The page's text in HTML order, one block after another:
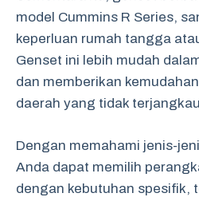
model Cummins R Series,
keperluan rumah tangga
Genset ini lebih mudah
dan memberikan
daerah yang tidak
Dengan memahami jenis-
Anda dapat memilih
dengan kebutuhan spesifik,